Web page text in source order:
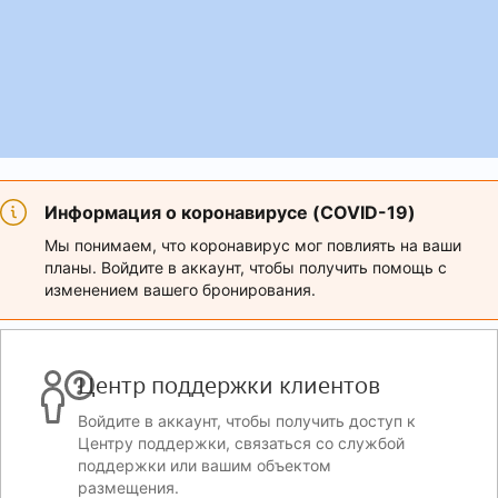
Информация о коронавирусе (COVID-19)
Мы понимаем, что коронавирус мог повлиять на ваши
планы. Войдите в аккаунт, чтобы получить помощь с
изменением вашего бронирования.
Центр поддержки клиентов
Войдите в аккаунт, чтобы получить доступ к
Центру поддержки, связаться со службой
поддержки или вашим объектом
размещения.